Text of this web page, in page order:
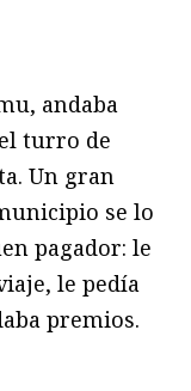
andaba
turro de
Un gran
se lo
pagador: le
le pedía
premios.